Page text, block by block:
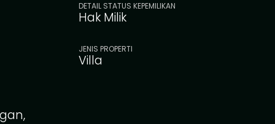
DETAIL STATUS KEPEMILIKAN
Hak Milik
JENIS PROPERTI
Villa